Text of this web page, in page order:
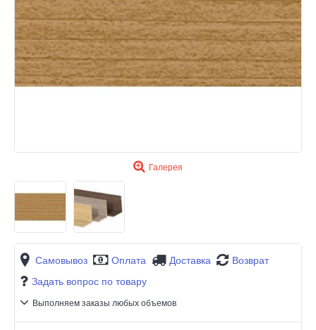
Галерея
Самовывоз Оплата Доставка
Возврат
Задать вопрос по товару
Выполняем заказы любых объемов